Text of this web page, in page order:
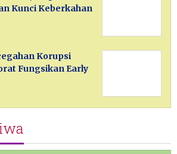
Kunci Keberkahan
Korupsi
Fungsikan Early